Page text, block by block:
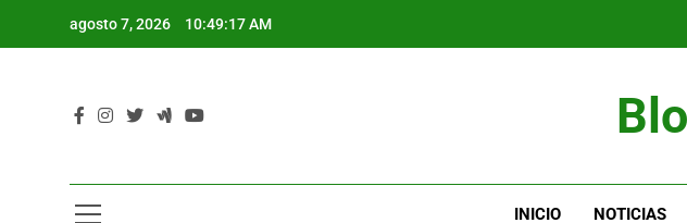
agosto 7, 2026 10:49:18 AM
La versión Switch de
INICIO NOTICIAS